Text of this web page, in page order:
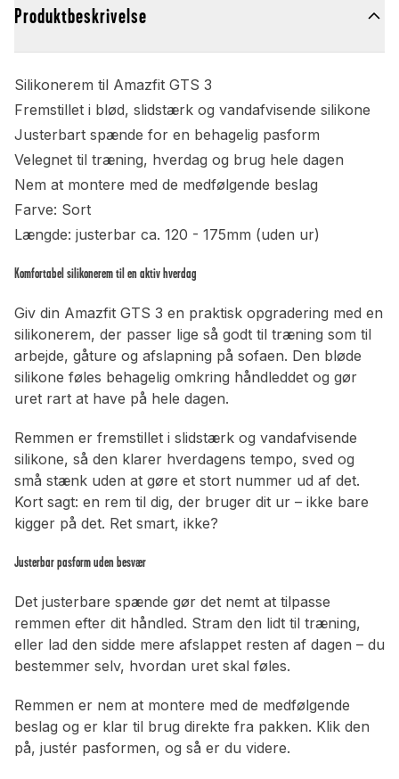
Produktbeskrivelse
Silikonerem til Amazfit GTS 3
Fremstillet i blød, slidstærk og vandafvisende silikone
Justerbart spænde for en behagelig pasform
Velegnet til træning, hverdag og brug hele dagen
Nem at montere med de medfølgende beslag
Farve: Sort
Længde: justerbar ca. 120 - 175mm (uden ur)
Komfortabel silikonerem til en aktiv hverdag
Giv din Amazfit GTS 3 en praktisk opgradering med en
silikonerem, der passer lige så godt til træning som til
arbejde, gåture og afslapning på sofaen. Den bløde
silikone føles behagelig omkring håndleddet og gør
uret rart at have på hele dagen.
Remmen er fremstillet i slidstærk og vandafvisende
silikone, så den klarer hverdagens tempo, sved og
små stænk uden at gøre et stort nummer ud af det.
Kort sagt: en rem til dig, der bruger dit ur – ikke bare
kigger på det. Ret smart, ikke?
Justerbar pasform uden besvær
Det justerbare spænde gør det nemt at tilpasse
remmen efter dit håndled. Stram den lidt til træning,
eller lad den sidde mere afslappet resten af dagen – du
bestemmer selv, hvordan uret skal føles.
Remmen er nem at montere med de medfølgende
beslag og er klar til brug direkte fra pakken. Klik den
på, justér pasformen, og så er du videre.